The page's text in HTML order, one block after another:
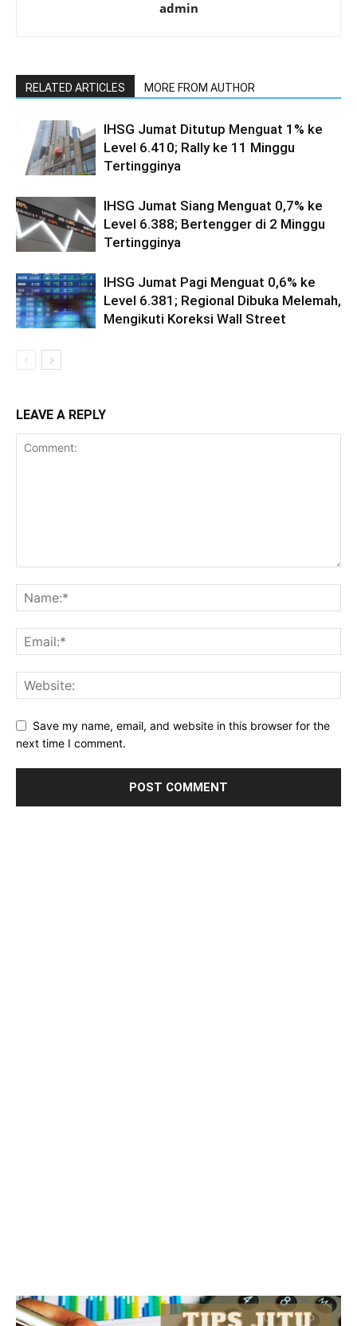
admin
RELATED ARTICLES MORE FROM AUTHOR
IHSG Jumat Ditutup Menguat 1% ke
Level 6.410; Rally ke 11 Minggu
Tertingginya
IHSG Jumat Siang Menguat 0,7% ke
Level 6.388; Bertengger di 2 Minggu
Tertingginya
IHSG Jumat Pagi Menguat 0,6% ke
Level 6.381; Regional Dibuka Melemah,
Mengikuti Koreksi Wall Street
LEAVE A REPLY
Save my name, email, and website in this browser for the
next time I comment.